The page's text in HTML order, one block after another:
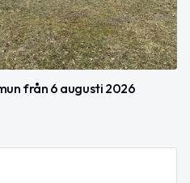
från 6 augusti 2026